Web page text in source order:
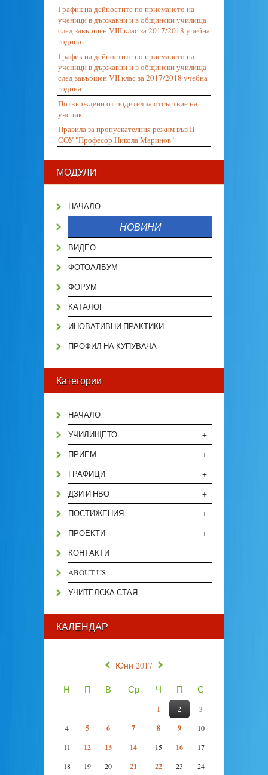
График на дейностите по приемането на
ученици в държавни и в общински училища
след завършен VIII клас за 2017/2018 учебна
година
График на дейностите по приемането на
ученици в държавни и в общински училища
след завършен VII клас за 2017/2018 учебна
година
Потвърждени от родител за отсъствие на
ученик
Правила за пропускателния режим във II
СОУ "Професор Никола Маринов"
МОДУЛИ
НАЧАЛО
НОВИНИ
ВИДЕО
ФОТОАЛБУМ
ФОРУМ
КАТАЛОГ
ИНОВАТИВНИ ПРАКТИКИ
ПРОФИЛ НА КУПУВАЧА
Категории
НАЧАЛО
+
УЧИЛИЩЕТО
+
ПРИЕМ
+
ГРАФИЦИ
+
ДЗИ И НВО
+
ПОСТИЖЕНИЯ
+
ПРОЕКТИ
КОНТАКТИ
ABOUT US
УЧИТЕЛСКА СТАЯ
КАЛЕНДАР
Юни 2017
Н П В Ср Ч П С
1 2
3
4
5 6 7 8 9
10
11
12 13 14 15 16
17
18
19 20 21 22 23 24